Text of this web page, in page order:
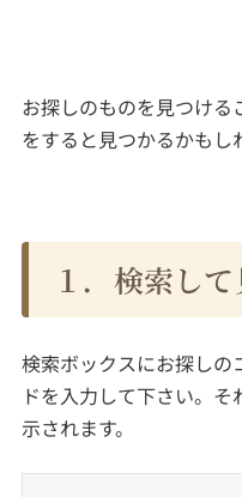
お探しのものを見つける
をすると見つかるかもし
１．検索し
検索ボックスにお探しの
ドを入力して下さい。
示されます。